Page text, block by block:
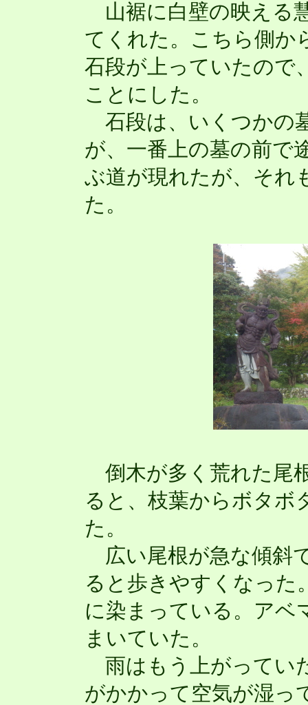
山裾に白壁の映える
てくれた。こちら側か
石段が上っていたので
ことにした。
石段は、いくつかの
が、一番上の墓の前で
ぶ道が現れたが、それ
た。
倒木が多く荒れた尾
ると、枝葉からボタボ
た。
広い尾根が急な傾斜
ると歩きやすくなった
に染まっている。アベ
まいていた。
雨はもう上がってい
がかかって空気が湿っ